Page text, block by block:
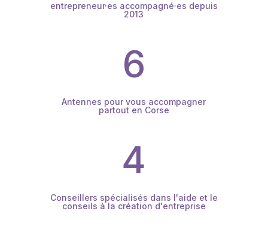
entrepreneur·es accompagné·es depuis
2013
6
Antennes pour vous accompagner
partout en Corse
4
Conseillers spécialisés dans l'aide et le
conseils à la création d'entreprise